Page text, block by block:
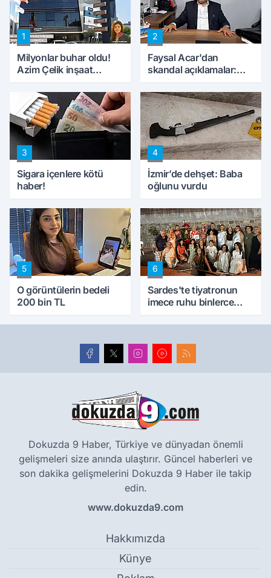
1
Milyonlar buhar oldu!
Azim Çelik inşaat
konuştu
2
Faysal Acar'dan
skandal açıklamalar:
peynircilerimizi de
kıskaca aldı, müdahale
ettik'
3
Sigara içenlere kötü
haber!
4
İzmir’de dehşet: Baba
oğlunu vurdu
5
O görüntülerin bedeli
200 bin TL
6
Sardes'te tiyatronun
imece ruhu binlerce
Dokuzda 9 Haber, Türkiye ve dünyadan önemli
gelişmeleri size anında ulaştırır. Güncel haberleri ve
son dakika gelişmelerini Dokuzda 9 Haber ile takip
edin.
www.dokuzda9.com
Hakkımızda
Künye